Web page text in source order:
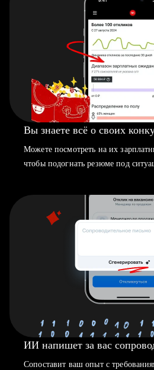
Вы знаете всё о своих
Можете посмотреть на их
чтобы подогнать резюме под
ИИ напишет за вас
Сопоставит ваш опыт с